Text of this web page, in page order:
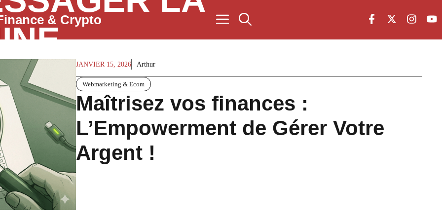
& Crypto
JANVIER 15, 2026 Arthur
Webmarketing & Ecom
Maîtrisez vos finances :
L’Empowerment de Gérer Votre
Argent !